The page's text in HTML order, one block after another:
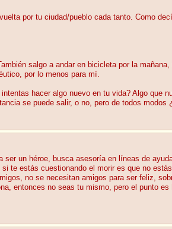
por tu ciudad/pueblo cada tanto. Como
salgo a andar en bicicleta por la mañana,
por lo menos para mí.
hacer algo nuevo en tu vida? Algo que
se puede salir, o no, pero de todos modos
ser un héroe, busca asesoría en líneas de
te estás cuestionando el morir es que no estás
no se necesitan amigos para ser feliz,
entonces no seas tu mismo, pero el punto es